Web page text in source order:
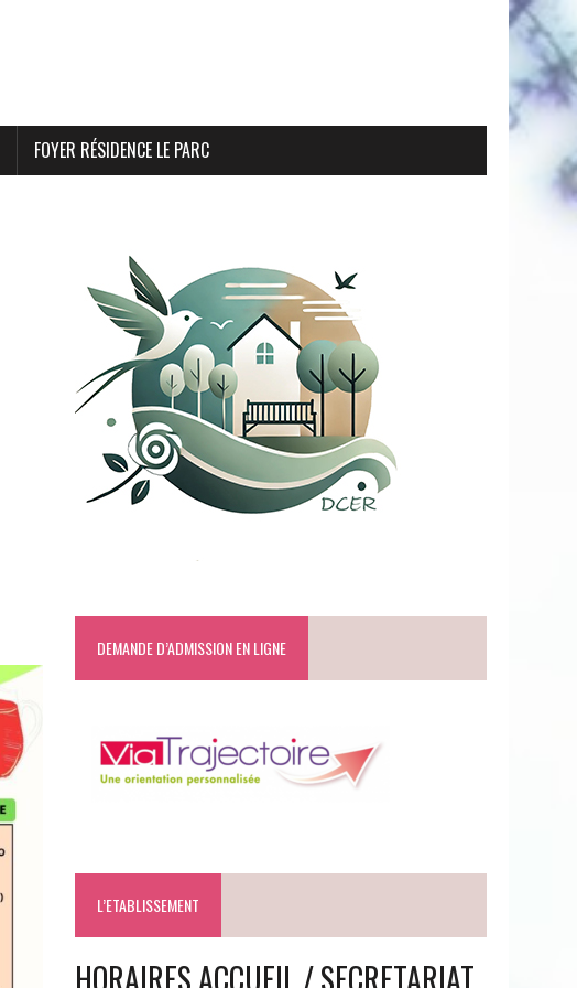
FOYER RÉSIDENCE LE PARC
DEMANDE D’ADMISSION EN LIGNE
L’ETABLISSEMENT
HORAIRES ACCUEIL / SECRETARIAT